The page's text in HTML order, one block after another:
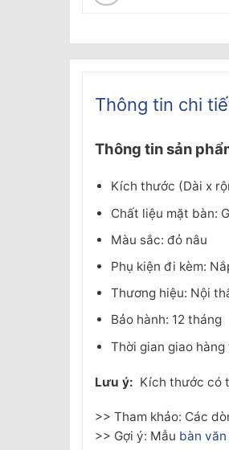
Thông tin chi
Thông tin sản
Kích thước (Dài x
Chất liệu mặt bàn:
Màu sắc: đỏ nâu
Phụ kiện đi kèm:
Thương hiệu: Nội
Bảo hành: 12 tháng
Thời gian giao
Lưu ý: Kích thước có
>> Tham khảo: Các
>> Gợi ý: Mẫu bàn